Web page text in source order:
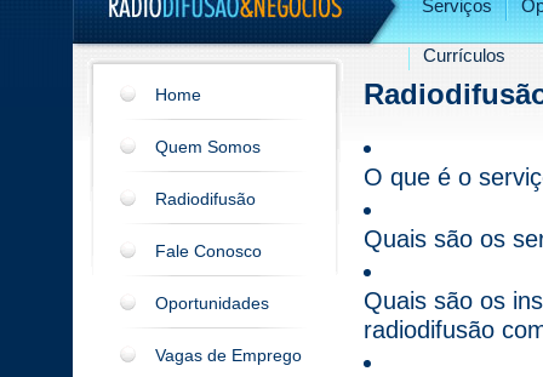
Serviços
Currículos
Home
Quem Somos
Radiodifusão
Fale Conosco
Oportunidades
Vagas de Emprego
O que é o
Quais são os
Quais são os
radiodifusão